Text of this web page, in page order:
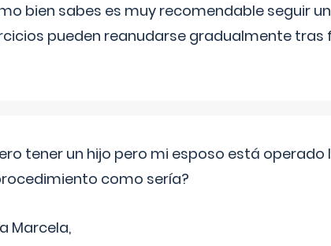
bien sabes es muy recomendable seguir
pueden reanudarse gradualmente tras
tener un hijo pero mi esposo está operado
como sería?
Marcela,